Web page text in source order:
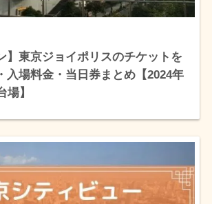
】東京ジョイポリスのチケットを
入場料金・当日券まとめ【2024年
場】